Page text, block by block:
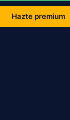
Hazte premium